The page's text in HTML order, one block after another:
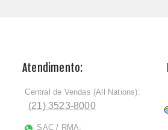
Atendimento:
ﾠCentral de Vendas (All Nations):
(21) 3523-8000
SAC / RMA: